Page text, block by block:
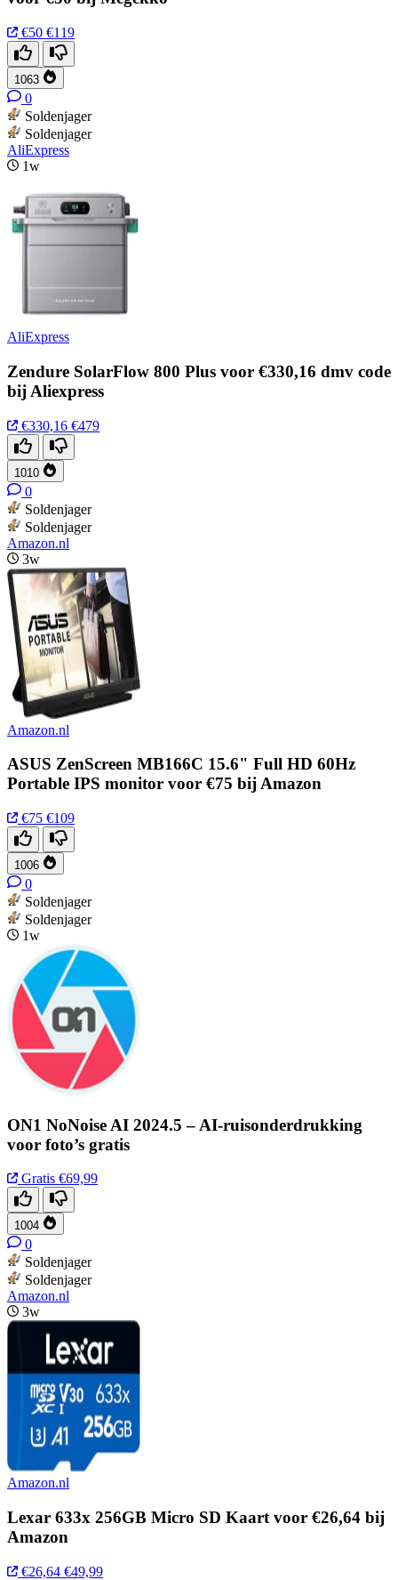
€50 €119
1063
0
Soldenjager
Soldenjager
AliExpress
1w
AliExpress
Zendure SolarFlow 800 Plus voor €330,16 dmv code
bij Aliexpress
€330,16 €479
1010
0
Soldenjager
Soldenjager
Amazon.nl
3w
Amazon.nl
ASUS ZenScreen MB166C 15.6" Full HD 60Hz
Portable IPS monitor voor €75 bij Amazon
€75 €109
1006
0
Soldenjager
Soldenjager
1w
ON1 NoNoise AI 2024.5 – AI-ruisonderdrukking
voor foto’s gratis
Gratis €69,99
1004
0
Soldenjager
Soldenjager
Amazon.nl
3w
Amazon.nl
Lexar 633x 256GB Micro SD Kaart voor €26,64 bij
Amazon
€26,64 €49,99